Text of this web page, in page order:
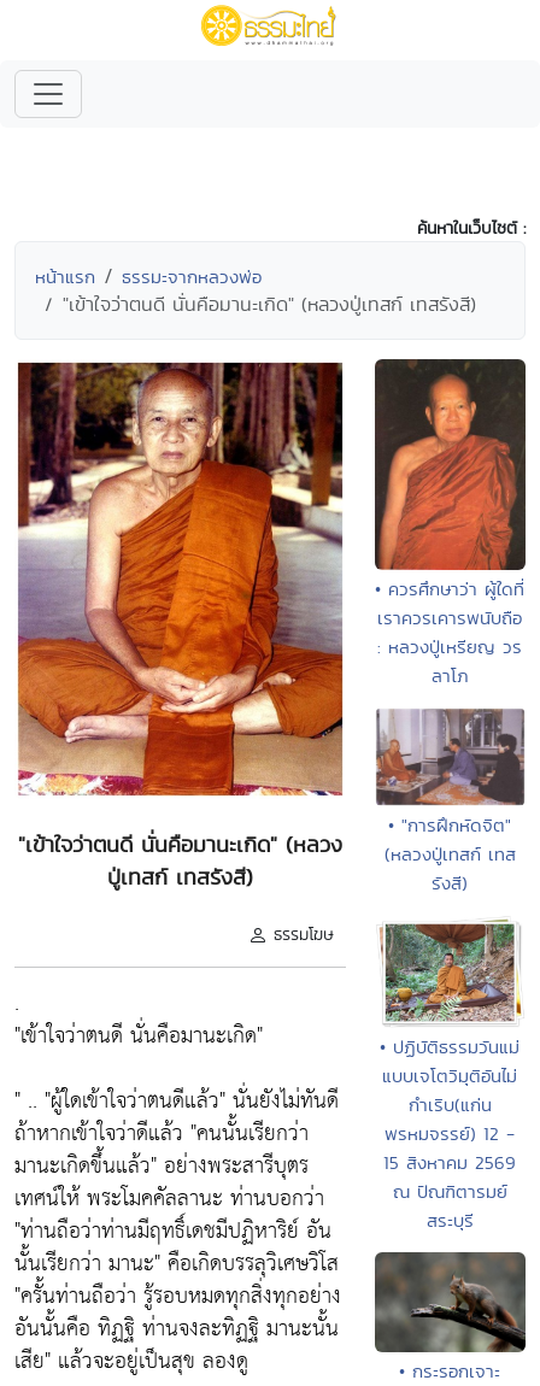
ค้นหาในเว็บไซต์ :
หน้าแรก ธรรมะจากหลวงพ่อ
"เข้าใจว่าตนดี นั่นคือมานะเกิด" (หลวงปู่เทสก์ เทสรังสี)
"เข้าใจว่าตนดี นั่นคือมานะเกิด" (หลวง
ปู่เทสก์ เทสรังสี)
ธรรมโฆษ
.
"เข้าใจว่าตนดี นั่นคือมานะเกิด"
" .. "ผู้ใดเข้าใจว่าตนดีแล้ว" นั่นยังไม่ทันดี
ถ้าหากเข้าใจว่าดีแล้ว "คนนั้นเรียกว่า
มานะเกิดขึ้นแล้ว" อย่างพระสารีบุตร
เทศน์ให้ พระโมคคัลลานะ ท่านบอกว่า
"ท่านถือว่าท่านมีฤทธิ์เดชมีปฏิหาริย์ อัน
นั้นเรียกว่า มานะ" คือเกิดบรรลุวิเศษวิโส
"ครั้นท่านถือว่า รู้รอบหมดทุกสิ่งทุกอย่าง
อันนั้นคือ ทิฏฐิ ท่านจงละทิฏฐิ มานะนั้น
เสีย" แล้วจะอยู่เป็นสุข ลองดู
• ควรศึกษาว่า ผู้ใดที่
เราควรเคารพนับถือ
: หลวงปู่เหรียญ วร
ลาโภ
• "การฝึกหัดจิต"
(หลวงปู่เทสก์ เทส
รังสี)
• ปฏิบัติธรรมวันแม่
แบบเจโตวิมุติอันไม่
กำเริบ(แก่น
พรหมจรรย์) 12 -
15 สิงหาคม 2569
ณ ปัณฑิตารมย์
สระบุรี
• กระรอกเจาะ